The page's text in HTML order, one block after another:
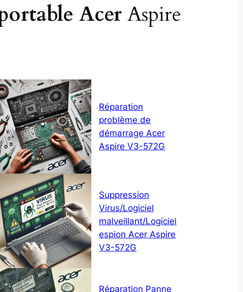
Acer Aspire
Réparation
problème de
démarrage Acer
Aspire V3-572G
Suppression
Virus/Logiciel
malveillant/Logiciel
espion Acer Aspire
V3-572G
Réparation Panne